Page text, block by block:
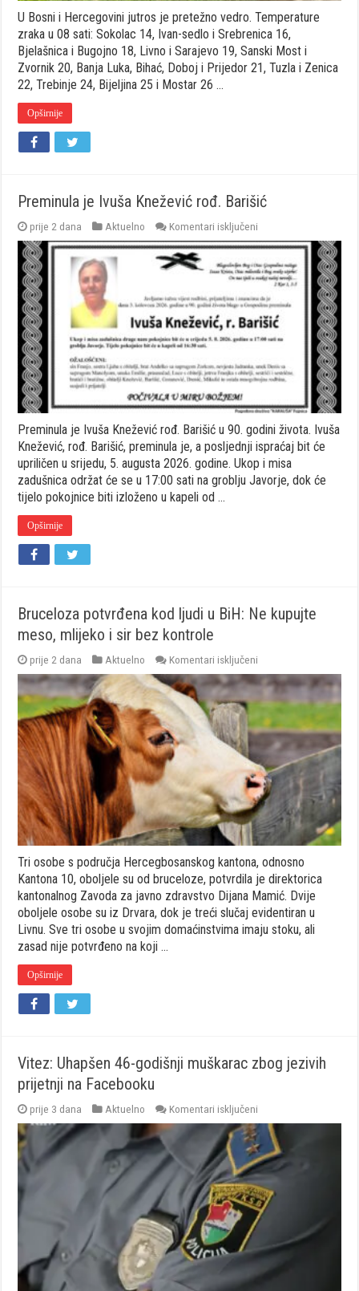
U Bosni i Hercegovini jutros je pretežno vedro. Temperature
zraka u 08 sati: Sokolac 14, Ivan-sedlo i Srebrenica 16,
Bjelašnica i Bugojno 18, Livno i Sarajevo 19, Sanski Most i
Zvornik 20, Banja Luka, Bihać, Doboj i Prijedor 21, Tuzla i Zenica
22, Trebinje 24, Bijeljina 25 i Mostar 26 …
Opširnije
Preminula je Ivuša Knežević rođ. Barišić
prije 2 dana Aktuelno Komentari isključeni
Preminula
je
Ivuša
Knežević
rođ.
Barišić
Preminula je Ivuša Knežević rođ. Barišić u 90. godini života. Ivuša
Knežević, rođ. Barišić, preminula je, a posljednji ispraćaj bit će
upriličen u srijedu, 5. augusta 2026. godine. Ukop i misa
zadušnica održat će se u 17:00 sati na groblju Javorje, dok će
tijelo pokojnice biti izloženo u kapeli od …
Opširnije
Bruceloza potvrđena kod ljudi u BiH: Ne kupujte
meso, mlijeko i sir bez kontrole
prije 2 dana Aktuelno Komentari isključeni
Bruceloza
potvrđena
kod
ljudi
BiH:
Ne
kupujte
meso,
mlijeko
i
sir
bez
kontrole
Tri osobe s područja Hercegbosanskog kantona, odnosno
Kantona 10, oboljele su od bruceloze, potvrdila je direktorica
kantonalnog Zavoda za javno zdravstvo Dijana Mamić. Dvije
oboljele osobe su iz Drvara, dok je treći slučaj evidentiran u
Livnu. Sve tri osobe u svojim domaćinstvima imaju stoku, ali
zasad nije potvrđeno na koji …
Opširnije
Vitez: Uhapšen 46-godišnji muškarac zbog jezivih
prijetnji na Facebooku
prije 3 dana Aktuelno Komentari isključeni
Vitez:
Uhapšen
46-
godišnji
muškarac
zbog
jezivih
prijetnji
na
Facebooku